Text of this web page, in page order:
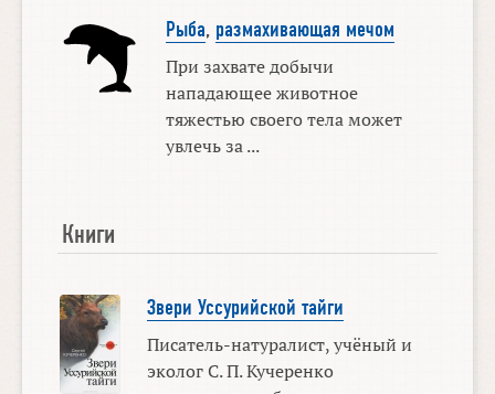
Рыба, размахивающая мечом
При захвате добычи
нападающее животное
тяжестью своего тела может
увлечь за ...
Книги
Звери Уссурийской тайги
Писатель-натуралист, учёный и
эколог С. П. Кучеренко